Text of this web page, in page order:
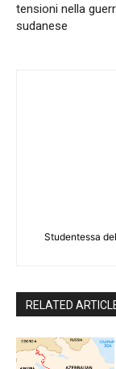
tensioni nella
sudanese
Studentessa
RELATED